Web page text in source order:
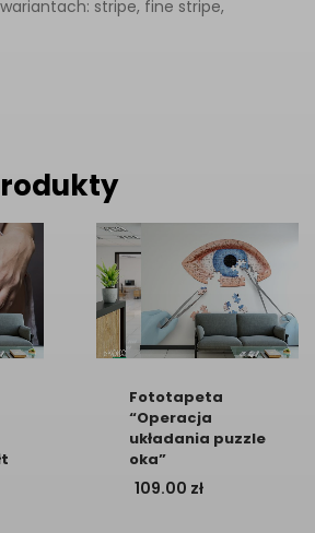
stripe, fine stripe,
Fototapeta
“Operacja
układania puzzle
oka”
109.00 zł